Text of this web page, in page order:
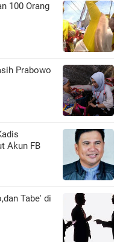
100 Orang
Prabowo
Akun FB
Tabe' di